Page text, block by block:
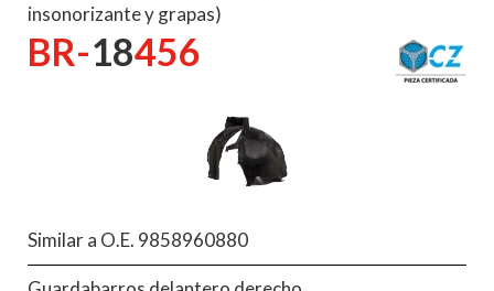
insonorizante y grapas)
BR-18456
Similar a O.E. 9858960880